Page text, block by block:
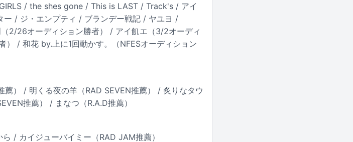
/ the shes gone / This is LAST / Track's / アイ
/ ジ・エンプティ / ブランデー戦記 / ヤユヨ /
2/26オーディション勝者） / アイ飢エ（3/2オーディ
/ 和花 by.上に1回動かす。（NFESオーディション
） / 明くる夜の羊（RAD SEVEN推薦） / 炙りなタウ
推薦） / まなつ（R.A.D推薦）
/ カイジューバイミー（RAD JAM推薦）